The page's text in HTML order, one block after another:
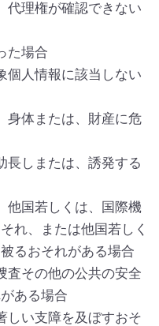
代理権が確認できない
た場合
個人情報に該当しない
身体または、財産に危
長しまたは、誘発する
他国若しくは、国際機
れ、または他国若しく
るおそれがある場合
査その他の公共の安全
ある場合
しい支障を及ぼすおそ